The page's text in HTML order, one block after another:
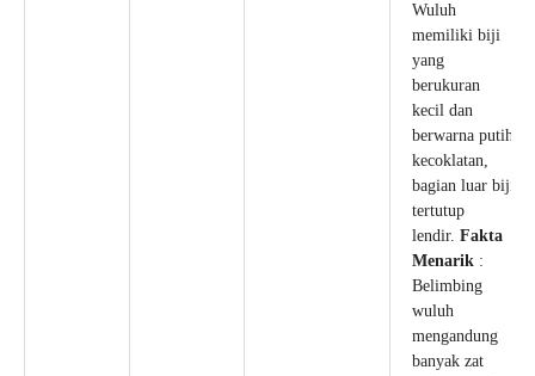
Wuluh
memiliki biji
yang
berukuran
kecil dan
berwarna putih
kecoklatan,
bagian luar biji
tertutup
lendir. Fakta
Menarik :
Belimbing
wuluh
mengandung
banyak zat